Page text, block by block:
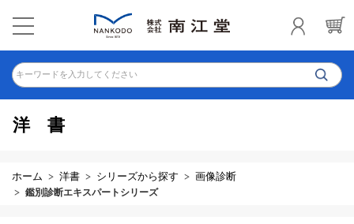
キーワードを入力してください
洋書
ホーム 洋書 シリーズから探す 画像診断
鑑別診断エキスパートシリーズ